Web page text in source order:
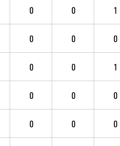
0 0 1
0 0 0
0 0 1
0 0 0
0 0 0